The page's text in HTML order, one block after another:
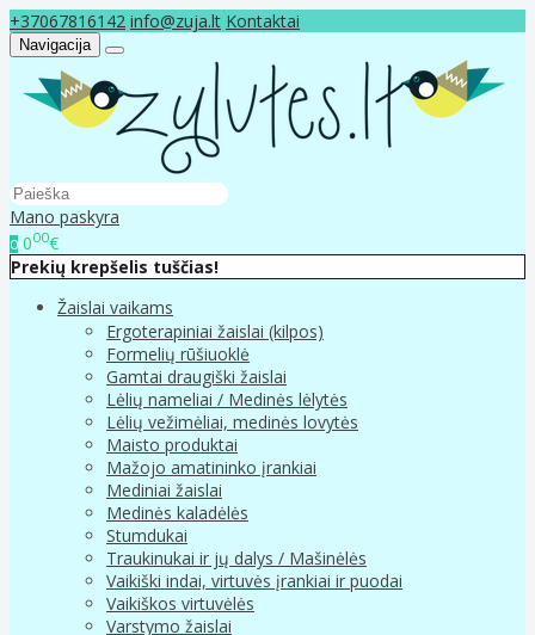
+37067816142 info@zuja.lt Kontaktai
Navigacija
Mano paskyra
0 000€
Prekių krepšelis tuščias!
Žaislai vaikams
Ergoterapiniai žaislai (kilpos)
Formelių rūšiuoklė
Gamtai draugiški žaislai
Lėlių nameliai / Medinės lėlytės
Lėlių vežimėliai, medinės lovytės
Maisto produktai
Mažojo amatininko įrankiai
Mediniai žaislai
Medinės kaladėlės
Stumdukai
Traukinukai ir jų dalys / Mašinėlės
Vaikiški indai, virtuvės įrankiai ir puodai
Vaikiškos virtuvėlės
Varstymo žaislai